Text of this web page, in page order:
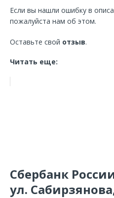
Если вы нашли ошибку в
пожалуйста нам об этом.
Оставьте свой отзыв.
Читать еще:
Сбербанк
ул.